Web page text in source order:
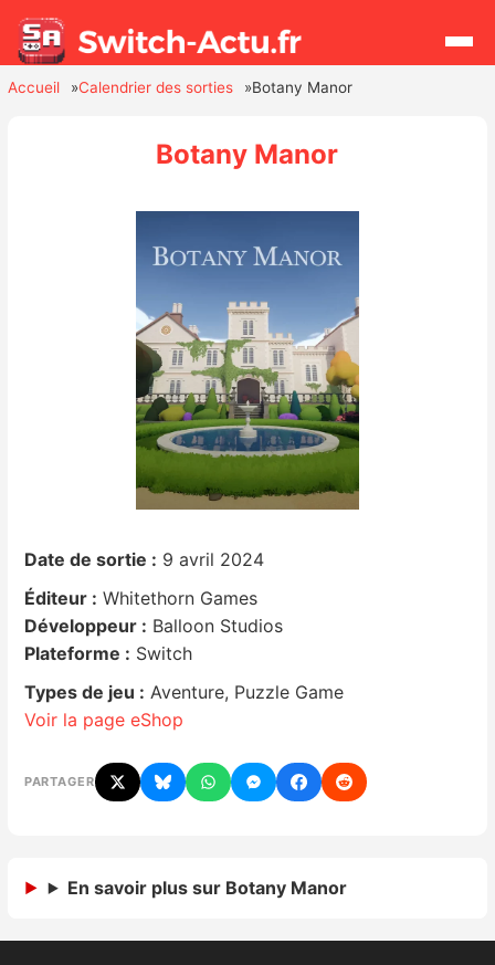
Hardware
Mises à jour
Chiffres de ventes
Rumeurs
Tests et previews
Tests de jeux
Tests d’accessoires
Autres tests
Précommandes
Précommandes jeux Switch 2
Accueil Calendrier des sorties Botany Manor
Botany Manor
Date de sortie : 9 avril 2024
Éditeur : Whitethorn Games
Développeur : Balloon Studios
Plateforme : Switch
Types de jeu : Aventure, Puzzle Game
Voir la page eShop
PARTAGER
En savoir plus sur Botany Manor